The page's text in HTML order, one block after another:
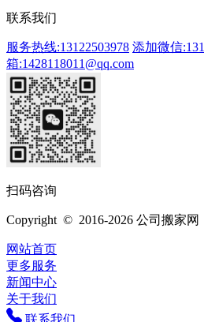
联系我们
服务热线:13122503978 添加微信
箱:1428118011@qq.com
扫码咨询
Copyright © 2016-2026 公司搬家网
网站首页
更多服务
新闻中心
关于我们